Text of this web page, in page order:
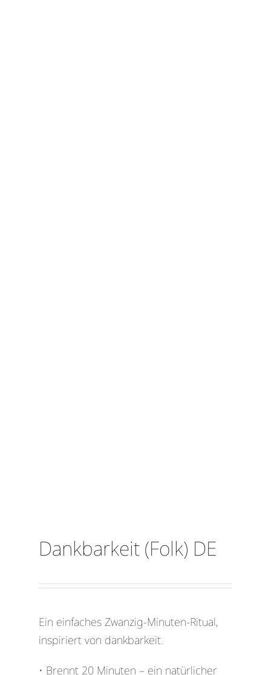
Dankbarkeit (Folk) DE
Ein einfaches Zwanzig-Minuten-Ritual,
inspiriert von dankbarkeit.
• Brennt 20 Minuten – ein natürlicher